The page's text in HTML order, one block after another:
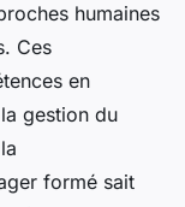
humaines
Ces
en
gestion du
formé sait